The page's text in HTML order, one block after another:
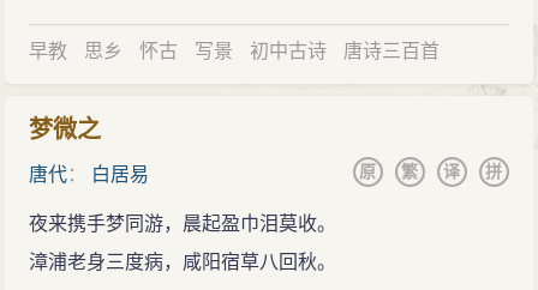
早教 思乡 怀古 写景 初中古诗 唐诗三百首
梦微之
唐代： 白居易 拼
译
繁
原
夜来携手梦同游，晨起盈巾泪莫收。
漳浦老身三度病，咸阳宿草八回秋。